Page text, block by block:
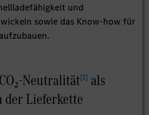
und
sowie das Know-how für
Neutralität[1] als
Lieferkette